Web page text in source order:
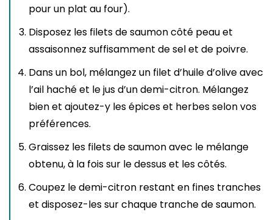
pour un plat au four).
Disposez les filets de saumon côté peau et
assaisonnez suffisamment de sel et de poivre.
Dans un bol, mélangez un filet d’huile d’olive avec
l’ail haché et le jus d’un demi-citron. Mélangez
bien et ajoutez-y les épices et herbes selon vos
préférences.
Graissez les filets de saumon avec le mélange
obtenu, à la fois sur le dessus et les côtés.
Coupez le demi-citron restant en fines tranches
et disposez-les sur chaque tranche de saumon.